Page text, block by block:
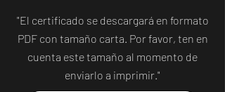
"El certificado se descargará en formato
PDF con tamaño carta. Por favor, ten en
cuenta este tamaño al momento de
enviarlo a imprimir."